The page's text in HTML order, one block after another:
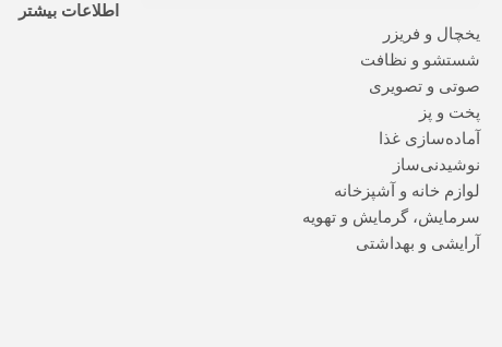
یخچال و فریزر
شستشو و نظافت
صوتی و تصویری
پخت و پز
آماده‌سازی غذا
نوشیدنی‌ساز
لوازم خانه و آشپزخانه
سرمایش، گرمایش و تهویه
آرایشی و بهداشتی
اطلاعات بیشتر